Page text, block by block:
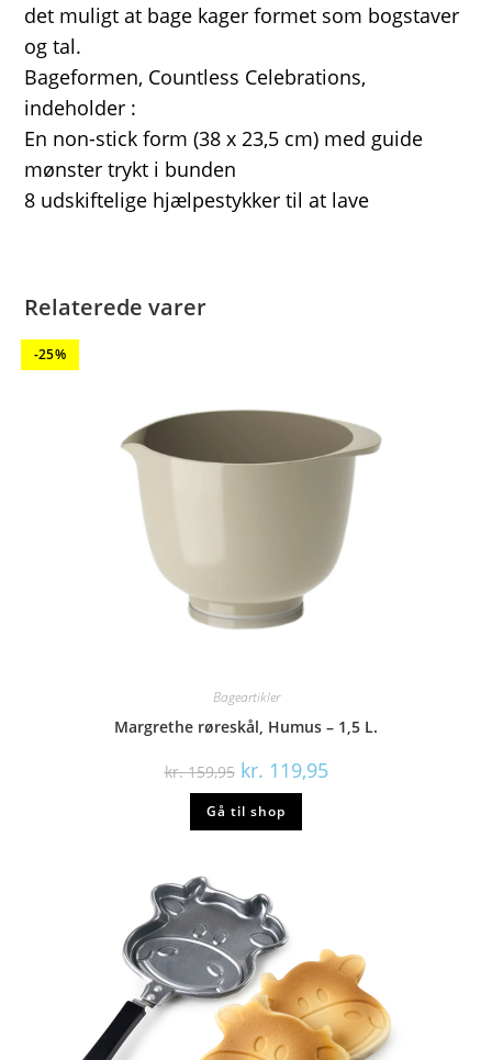
det muligt at bage kager formet som bogstaver
og tal.
Bageformen, Countless Celebrations,
indeholder :
En non-stick form (38 x 23,5 cm) med guide
mønster trykt i bunden
8 udskiftelige hjælpestykker til at lave
Relaterede varer
-25%
Bageartikler
Margrethe røreskål, Humus – 1,5 L.
kr.159,95 Den
oprindelige
pris
var:
kr. 159,95.
kr. 119,95Den
aktuelle
Gå til shop